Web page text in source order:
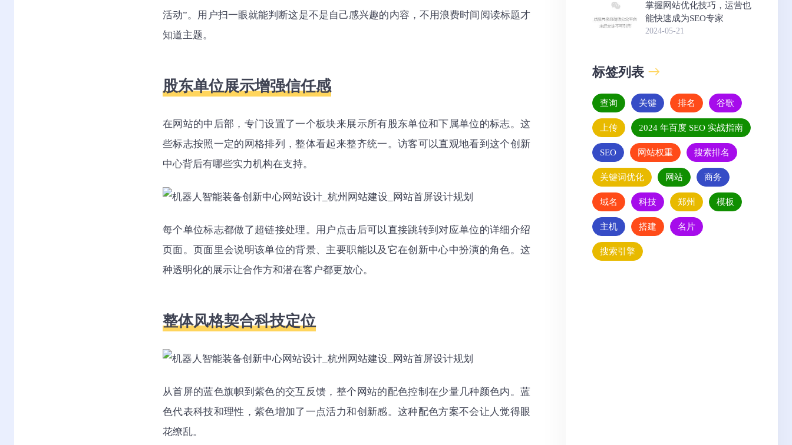
活动”。用户扫一眼就能判断这是不是自己感兴趣的内容，不用浪费时间阅读标题才
知道主题。
股东单位展示增强信任感
在网站的中后部，专门设置了一个板块来展示所有股东单位和下属单位的标志。这
些标志按照一定的网格排列，整体看起来整齐统一。访客可以直观地看到这个创新
中心背后有哪些实力机构在支持。
每个单位标志都做了超链接处理。用户点击后可以直接跳转到对应单位的详细介绍
页面。页面里会说明该单位的背景、主要职能以及它在创新中心中扮演的角色。这
种透明化的展示让合作方和潜在客户都更放心。
整体风格契合科技定位
从首屏的蓝色旗帜到紫色的交互反馈，整个网站的配色控制在少量几种颜色内。蓝
色代表科技和理性，紫色增加了一点活力和创新感。这种配色方案不会让人觉得眼
花缭乱。
掌握网站优化技巧，运营也
能快速成为SEO专家
2024-05-21
标签列表
查询 关键 排名 谷歌
上传 2024 年百度 SEO 实战指南
SEO 网站权重 搜索排名
关键词优化 网站 商务
域名 科技 郑州 模板
主机 搭建 名片
搜索引擎